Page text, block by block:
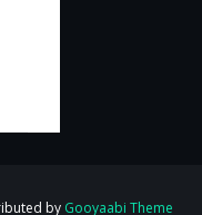
by Gooyaabi Theme